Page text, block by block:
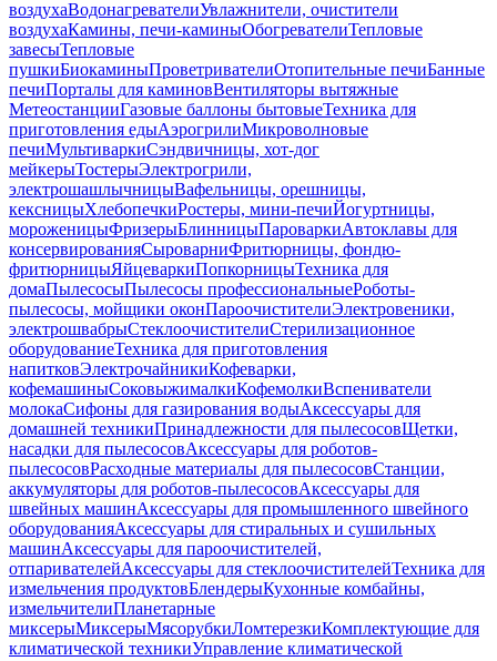
воздухаВодонагревателиУвлажнители, очистители
воздухаКамины, печи-каминыОбогревателиТепловые
завесыТепловые
пушкиБиокаминыПроветривателиОтопительные печиБанные
печиПорталы для каминовВентиляторы вытяжные
МетеостанцииГазовые баллоны бытовыеТехника для
приготовления едыАэрогрилиМикроволновые
печиМультиваркиСэндвичницы, хот-дог
мейкерыТостерыЭлектрогрили,
электрошашлычницыВафельницы, орешницы,
кексницыХлебопечкиРостеры, мини-печиЙогуртницы,
мороженицыФризерыБлинницыПароваркиАвтоклавы для
консервированияСыроварниФритюрницы, фондю-
фритюрницыЯйцеваркиПопкорницыТехника для
домаПылесосыПылесосы профессиональныеРоботы-
пылесосы, мойщики оконПароочистителиЭлектровеники,
электрошвабрыСтеклоочистителиСтерилизационное
оборудованиеТехника для приготовления
напитковЭлектрочайникиКофеварки,
кофемашиныСоковыжималкиКофемолкиВспениватели
молокаСифоны для газирования водыАксессуары для
домашней техникиПринадлежности для пылесосовЩетки,
насадки для пылесосовАксессуары для роботов-
пылесосовРасходные материалы для пылесосовСтанции,
аккумуляторы для роботов-пылесосовАксессуары для
швейных машинАксессуары для промышленного швейного
оборудованияАксессуары для стиральных и сушильных
машинАксессуары для пароочистителей,
отпаривателейАксессуары для стеклоочистителейТехника для
измельчения продуктовБлендерыКухонные комбайны,
измельчителиПланетарные
миксерыМиксерыМясорубкиЛомтерезкиКомплектующие для
климатической техникиУправление климатической